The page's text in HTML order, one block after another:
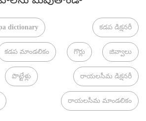
dictionary కడప డిక్షనరీ
కడప మాండలికం గొర్లు జివ్వాలు
పొట్టేళ్లు రాయలసీమ డిక్షనరీ
రాయలసీమ మాండలికం